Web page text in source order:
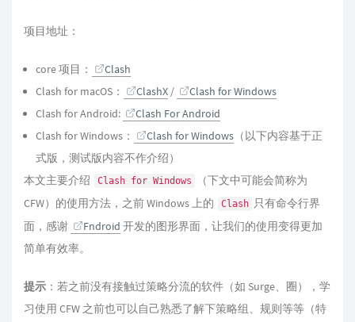
项目地址：
core 项目：
Clash
Clash for macOS：
ClashX /
Clash for Windows
Clash for Android:
Clash For Android
Clash for Windows：
Clash for Windows （以下内容基于正
式版，测试版内容不作介绍）
本文主要介绍
Clash for Windows
（下文中可能会简称为
CFW）的使用方法，之前 Windows 上的
Clash 只有命令行界
面，感谢
Fndroid 开发的图形界面，让我们的使用变得更加
简单有效率。
提示 ：若之前没有接触过策略分流的软件（如 Surge、圈），学
习使用 CFW 之前也可以自己熟悉了解下策略组、规则等等（特